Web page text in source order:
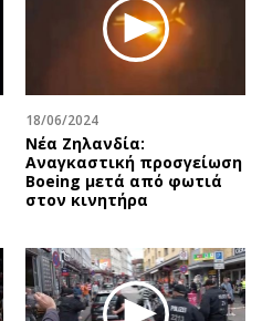
18/06/2024
Νέα Ζηλανδία:
Αναγκαστική προσγείωση
Boeing μετά από φωτιά
στον κινητήρα